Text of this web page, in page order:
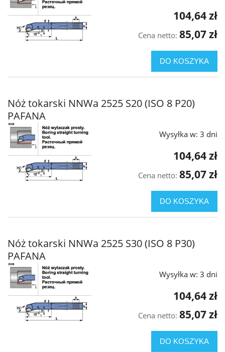
104,64 zł
Cena netto: 85,07 zł
DO KOSZYKA
Nóż tokarski NNWa 2525 S20 (ISO 8 P20)
PAFANA
Wysyłka w: 3 dni
104,64 zł
Cena netto: 85,07 zł
DO KOSZYKA
Nóż tokarski NNWa 2525 S30 (ISO 8 P30)
PAFANA
Wysyłka w: 3 dni
104,64 zł
Cena netto: 85,07 zł
DO KOSZYKA